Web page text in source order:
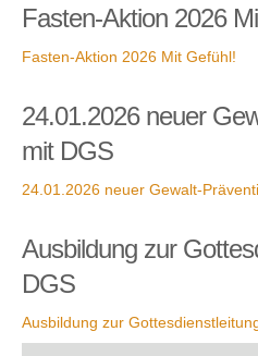
Fasten-Aktion 2026
Fasten-Aktion 2026 Mit Gefühl!
24.01.2026 neuer
mit DGS
24.01.2026 neuer Gewalt-
Ausbildung zur
DGS
Ausbildung zur